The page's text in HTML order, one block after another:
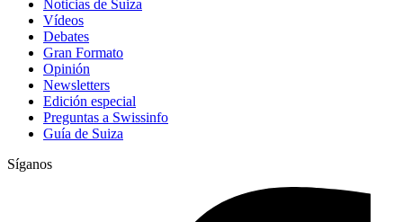
Noticias de Suiza
Vídeos
Debates
Gran Formato
Opinión
Newsletters
Edición especial
Preguntas a Swissinfo
Guía de Suiza
Síganos